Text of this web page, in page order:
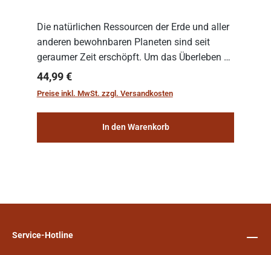
Die natürlichen Ressourcen der Erde und aller
anderen bewohnbaren Planeten sind seit
geraumer Zeit erschöpft. Um das Überleben zu
sichern, wurden die sogenannten
„Weltenschiffe“ gebaut. Auf diesen
Regulärer Preis:
44,99 €
Preise inkl. MwSt. zzgl. Versandkosten
In den Warenkorb
Service-Hotline